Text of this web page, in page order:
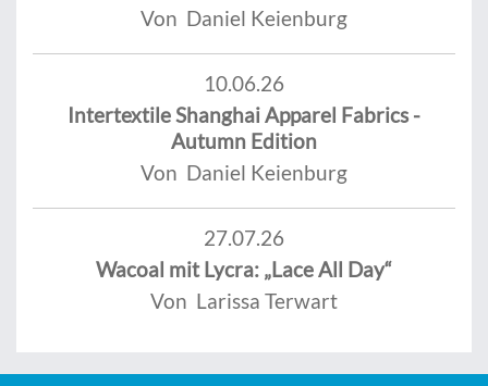
Von Daniel Keienburg
10.06.26
Intertextile Shanghai Apparel Fabrics -
Autumn Edition
Von Daniel Keienburg
27.07.26
Wacoal mit Lycra: „Lace All Day“
Von Larissa Terwart